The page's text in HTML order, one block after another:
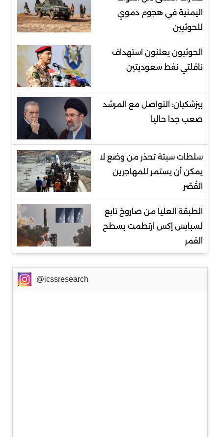
اليمنية في هجوم دموي
للحوثيين
الحوثيون يعلنون استهداف
ناقلتي نفط سعوديتين
بيزشكيان: التواصل مع المرشد
صعب جدا حاليا
سلطات سبتة تحذر من وضع لا
يمكن أن يستمر للمهاجرين
القُصّر
الطبقة العليا من صاروخ تابع
لسبايس إكس ارتطمت بسطح
القمر
@icssresearch